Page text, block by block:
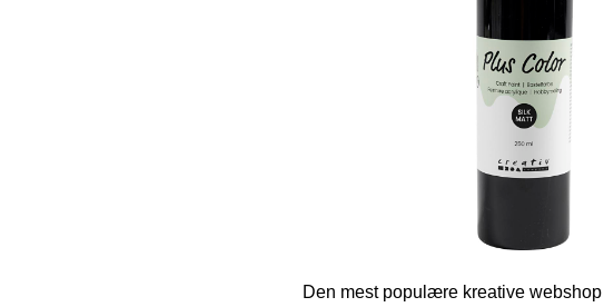
Den mest populære kreative